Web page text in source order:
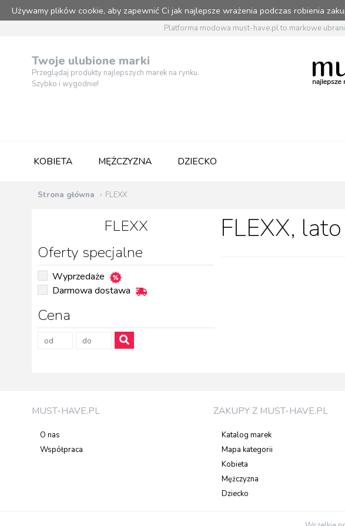
Używamy plików cookie, aby zapewnić Ci jak najlepsze wrażenia podczas robienia
Platforma modowa must-have.pl to markowe
Twoje ulubione marki
Przeglądaj produkty najlepszych marek na rynku.
Szybko i wygodnie!
KOBIETA MĘŻCZYZNA DZIECKO
Strona główna FLEXX
FLEXX
Oferty specjalne
Wyprzedaże
Darmowa dostawa
Cena
FLEXX,
MUST-HAVE.PL
O nas
Współpraca
ZAKUPY Z MUST-HAVE.PL
Katalog marek
Mapa kategorii
Kobieta
Mężczyzna
Dziecko